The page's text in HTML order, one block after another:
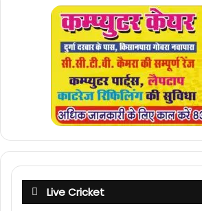
Live Cricket